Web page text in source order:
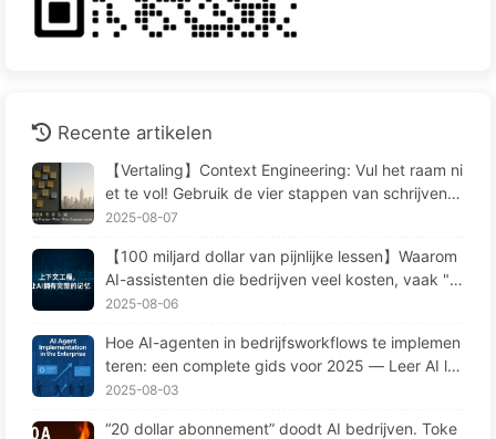
Recente artikelen
【Vertaling】Context Engineering: Vul het raam ni
et te vol! Gebruik de vier stappen van schrijven, f
ilteren, comprimeren en isoleren, houd ruis buiten
2025-08-07
【100 miljard dollar van pijnlijke lessen】Waarom
AI-assistenten die bedrijven veel kosten, vaak "v
ergeten" op cruciale momenten en concurrenten
m leren AI169
2025-08-06
Hoe AI-agenten in bedrijfsworkflows te implemen
teren: een complete gids voor 2025 — Leer AI la
ngzaamaan 166
2025-08-03
“20 dollar abonnement” doodt AI bedrijven. Toke